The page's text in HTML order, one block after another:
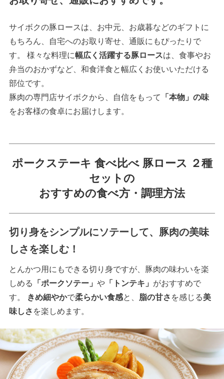
サイボクの豚ロースは、お中元、お歳暮などのギフトに
もちろん、自宅へのお取り寄せ、通販にもぴったりで
す。 様々な料理に幅広く活躍する豚ロースは、食事やお
弁当のおかずなど、和食洋食と幅広くお使いいただける
部位です。
豚肉の専門店サイボクから、自信をもって
「本物」の味
をお客様の食卓にお届けします。
ポークステーキ 食べ比べ 豚ロース ２種
セットの
おすすめの食べ方・調理方法
切り身をシンプルにソテーして、豚肉の美味
しさを楽しむ！
とんかつ用にもできる切り身ですが、豚肉の味わいを楽
しめる
「ポークソテー」 や「トンテキ」 がおすすめで
す。
きめ細やかで柔らかい食感と、 脂の甘さ を感じる美
味しさ を楽しめます。